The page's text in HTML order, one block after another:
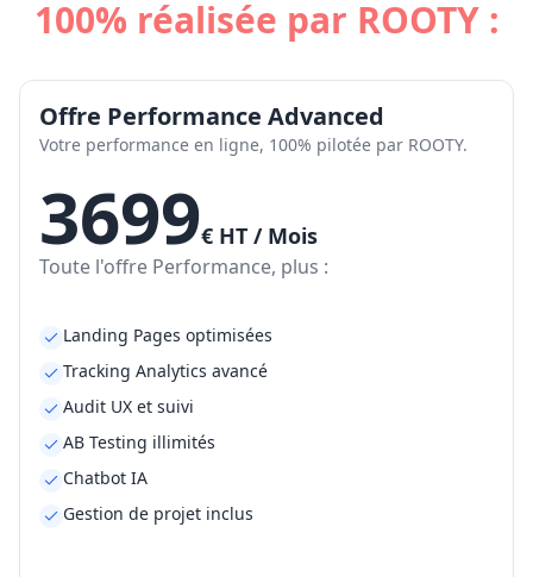
100% réalisée par ROOTY :
Offre Performance Advanced
Votre performance en ligne, 100% pilotée par ROOTY.
3699€ HT / Mois
Toute l'offre Performance, plus :
Landing Pages optimisées
Tracking Analytics avancé
Audit UX et suivi
AB Testing illimités
Chatbot IA
Gestion de projet inclus